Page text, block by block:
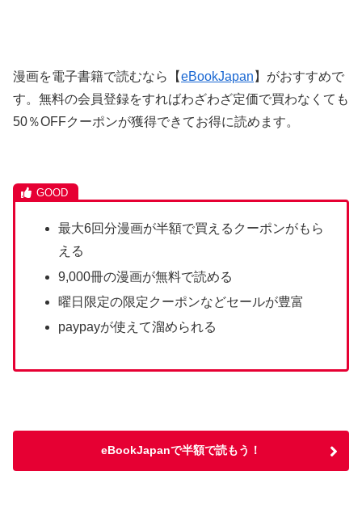
漫画を電子書籍で読むなら【eBookJapan 】がおすすめで
す。無料の会員登録をすればわざわざ定価で買わなくても
50％OFFクーポンが獲得できてお得に読めます。
最大6回分漫画が半額で買えるクーポンがもら
える
9,000冊の漫画が無料で読める
曜日限定の限定クーポンなどセールが豊富
paypayが使えて溜められる
eBookJapanで半額で読もう！